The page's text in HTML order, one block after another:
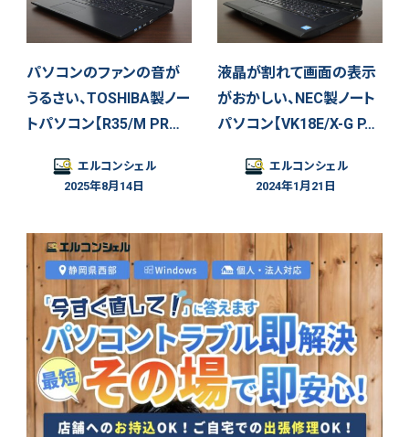
パソコンのファンの音が
うるさい、TOSHIBA製ノー
トパソコン【R35/M PR…
エルコンシェル
2025年8月14日
液晶が割れて画面の表示
がおかしい、NEC製ノート
パソコン【VK18E/X-G P…
エルコンシェル
2024年1月21日